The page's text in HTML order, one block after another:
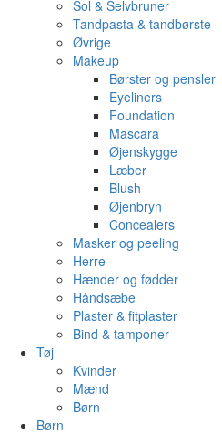
Sol & Selvbruner
Tandpasta & tandbørste
Øvrige
Makeup
Børster og pensler
Eyeliners
Foundation
Mascara
Øjenskygge
Læber
Blush
Øjenbryn
Concealers
Masker og peeling
Herre
Hænder og fødder
Håndsæbe
Plaster & fitplaster
Bind & tamponer
Tøj
Kvinder
Mænd
Børn
Børn